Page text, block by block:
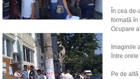
În cea
formată în
Ocupare
Imaginile
între orele
Pe de